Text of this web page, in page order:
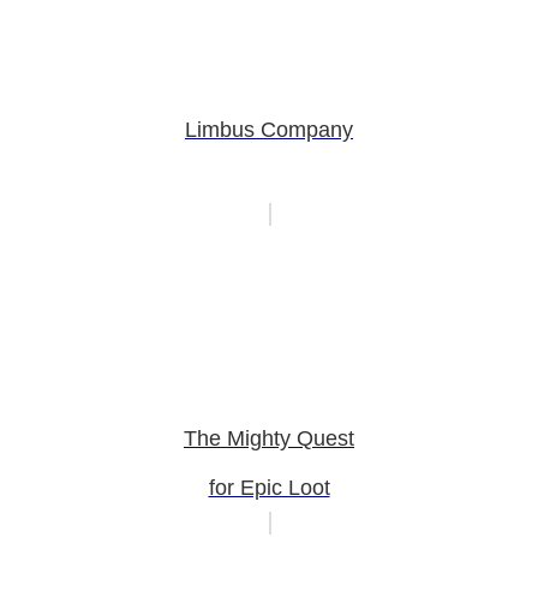
Limbus Company
The Mighty Quest
for Epic Loot